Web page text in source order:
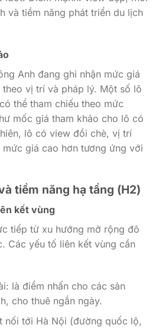
và tiềm năng phát triển du lịch
Anh đang ghi nhận mức giá
theo vị trí và pháp lý. Một số lô
thể tham chiếu theo mức
mốc giá tham khảo cho lô có
lô có view đồi chè, vị trí
giá cao hơn tương ứng với
tiềm năng hạ tầng (H2)
kết vùng
tiếp từ xu hướng mở rộng đô
Các yếu tố liên kết vùng cần
là điểm nhấn cho các sản
cho thuê ngắn ngày.
nối tới Hà Nội (đường quốc lộ,